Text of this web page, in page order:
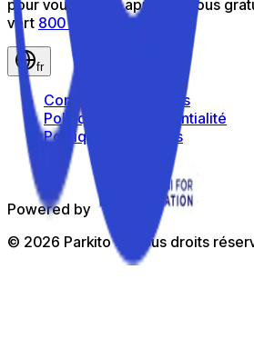
pour vous aider : appelez-nous
vert 800 816 980
fr
Conditions générales
Politique de confidentialité
Politique de cookies
Powered by
© 2026 Parkito — Tous droits